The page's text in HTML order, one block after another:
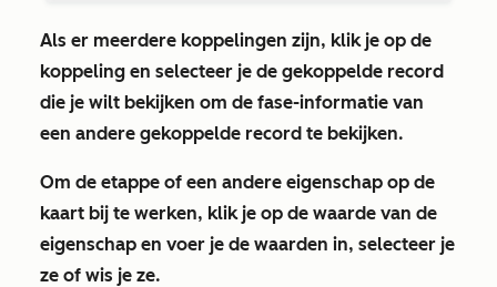
Als er meerdere koppelingen zijn, klik je op de
koppeling en selecteer je de gekoppelde record
die je wilt bekijken om de fase-informatie van
een andere gekoppelde record te bekijken.
Om de etappe of een andere eigenschap op de
kaart bij te werken, klik je op de waarde van de
eigenschap en voer je de waarden in, selecteer je
ze of wis je ze.